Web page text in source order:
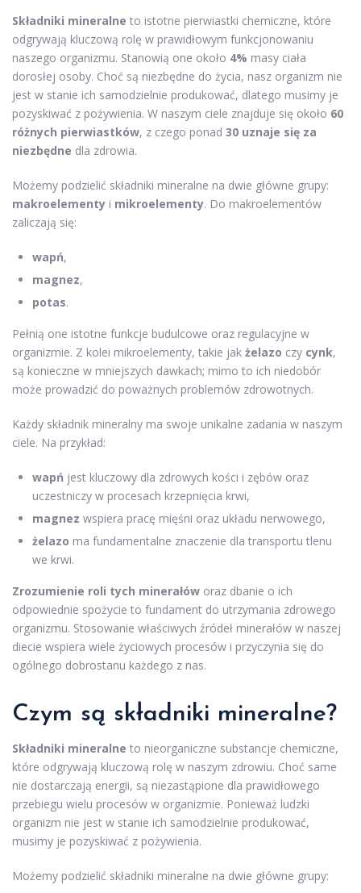
Składniki mineralne to istotne pierwiastki chemiczne, które
odgrywają kluczową rolę w prawidłowym funkcjonowaniu
naszego organizmu. Stanowią one około 4% masy ciała
dorosłej osoby. Choć są niezbędne do życia, nasz organizm nie
jest w stanie ich samodzielnie produkować, dlatego musimy je
pozyskiwać z pożywienia. W naszym ciele znajduje się około 60
różnych pierwiastków, z czego ponad 30 uznaje się za
niezbędne dla zdrowia.
Możemy podzielić składniki mineralne na dwie główne grupy:
makroelementy i mikroelementy. Do makroelementów
zaliczają się:
wapń,
magnez,
potas.
Pełnią one istotne funkcje budulcowe oraz regulacyjne w
organizmie. Z kolei mikroelementy, takie jak żelazo czy cynk,
są konieczne w mniejszych dawkach; mimo to ich niedobór
może prowadzić do poważnych problemów zdrowotnych.
Każdy składnik mineralny ma swoje unikalne zadania w naszym
ciele. Na przykład:
wapń jest kluczowy dla zdrowych kości i zębów oraz
uczestniczy w procesach krzepnięcia krwi,
magnez wspiera pracę mięśni oraz układu nerwowego,
żelazo ma fundamentalne znaczenie dla transportu tlenu
we krwi.
Zrozumienie roli tych minerałów oraz dbanie o ich
odpowiednie spożycie to fundament do utrzymania zdrowego
organizmu. Stosowanie właściwych źródeł minerałów w naszej
diecie wspiera wiele życiowych procesów i przyczynia się do
ogólnego dobrostanu każdego z nas.
Czym są składniki mineralne?
Składniki mineralne to nieorganiczne substancje chemiczne,
które odgrywają kluczową rolę w naszym zdrowiu. Choć same
nie dostarczają energii, są niezastąpione dla prawidłowego
przebiegu wielu procesów w organizmie. Ponieważ ludzki
organizm nie jest w stanie ich samodzielnie produkować,
musimy je pozyskiwać z pożywienia.
Możemy podzielić składniki mineralne na dwie główne grupy: